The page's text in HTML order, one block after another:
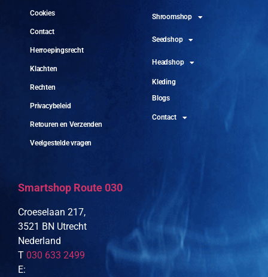
Cookies
Contact
Herroepingsrecht
Klachten
Rechten
Privacybeleid
Retouren en Verzenden
Veelgestelde vragen
Shroomshop
Seedshop
Headshop
Kleding
Blogs
Contact
Smartshop Route 030
Croeselaan 217,
3521 BN Utrecht
Nederland
T 030 633 2499
E: